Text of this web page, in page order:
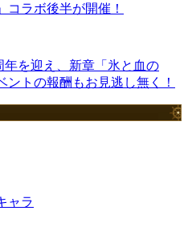
コラボ後半が開催！
年を迎え、新章「氷と血の
ントの報酬もお見逃し無く！
ャラ